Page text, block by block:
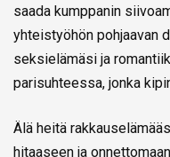
saada kumppanin
yhteistyöhön pohjaavan
seksielämäsi ja
parisuhteessa, jonka
Älä heitä
hitaaseen ja